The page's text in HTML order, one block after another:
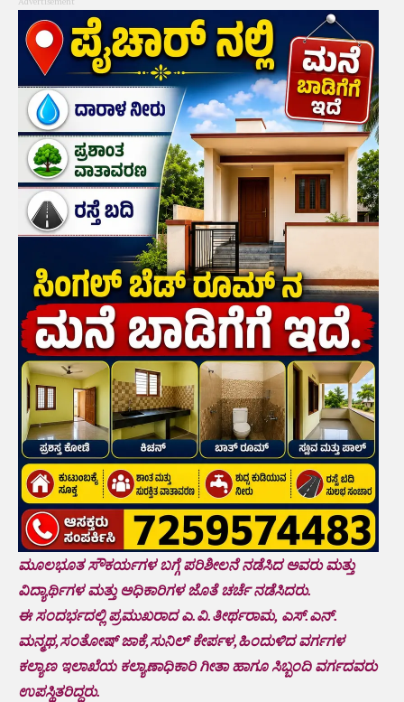
ಮೂಲಭೂತ ಸೌಕರ್ಯಗಳ ಬಗ್ಗೆ ಪರಿಶೀಲನೆ ನಡೆಸಿದ ಅವರು ಮತ್ತು
ವಿದ್ಯಾರ್ಥಿಗಳ ಮತ್ತು ಅಧಿಕಾರಿಗಳ ಜೊತೆ ಚರ್ಚೆ ನಡೆಸಿದರು.
ಈ ಸಂದರ್ಭದಲ್ಲಿ ಪ್ರಮುಖರಾದ ಎ.ವಿ.ತೀರ್ಥರಾಮ, ಎಸ್.ಎನ್.
ಮನ್ಮಥ,ಸಂತೋಷ್ ಜಾಕೆ,ಸುನಿಲ್ ಕೇರ್ಪಳ,ಹಿಂದುಳಿದ ವರ್ಗಗಳ
ಕಲ್ಯಾಣ ಇಲಾಖೆಯ ಕಲ್ಯಾಣಾಧಿಕಾರಿ ಗೀತಾ ಹಾಗೂ ಸಿಬ್ಬಂದಿ ವರ್ಗದವರು
ಉಪಸ್ಥಿತರಿದ್ದರು.